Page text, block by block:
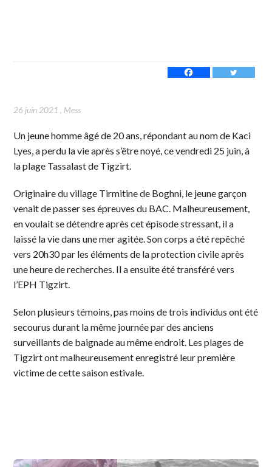
26 juin 2021 , Mess
Un jeune homme âgé de 20 ans, répondant au nom de Kaci
Lyes, a perdu la vie après s’être noyé, ce vendredi 25 juin, à
la plage Tassalast de Tigzirt.
Originaire du village Tirmitine de Boghni, le jeune garçon
venait de passer ses épreuves du BAC. Malheureusement,
en voulait se détendre après cet épisode stressant, il a
laissé la vie dans une mer agitée. Son corps a été repêché
vers 20h30 par les éléments de la protection civile après
une heure de recherches. Il a ensuite été transféré vers
l’EPH Tigzirt.
Selon plusieurs témoins, pas moins de trois individus ont été
secourus durant la même journée par des anciens
surveillants de baignade au même endroit. Les plages de
Tigzirt ont malheureusement enregistré leur première
victime de cette saison estivale.